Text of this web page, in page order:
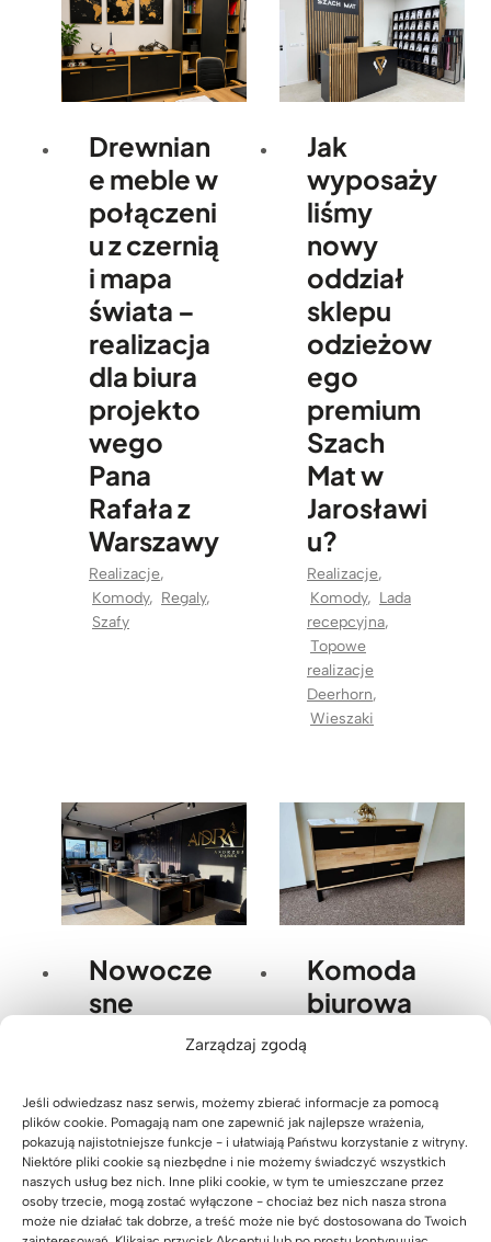
Zarządzaj zgodą
Jeśli odwiedzasz nasz serwis, możemy zbierać informacje za pomocą
plików cookie. Pomagają nam one zapewnić jak najlepsze wrażenia,
pokazują najistotniejsze funkcje - i ułatwiają Państwu korzystanie z witryny.
Niektóre pliki cookie są niezbędne i nie możemy świadczyć wszystkich
naszych usług bez nich. Inne pliki cookie, w tym te umieszczane przez
osoby trzecie, mogą zostać wyłączone - chociaż bez nich nasza strona
może nie działać tak dobrze, a treść może nie być dostosowana do Twoich
Drewnian
e meble w
połączeni
u z czernią
i mapa
świata –
realizacja
dla biura
projekto
wego
Pana
Rafała z
Warszawy
Realizacje,
Komody, Regaly,
Szafy
Jak
wyposaży
liśmy
nowy
oddział
sklepu
odzieżow
ego
premium
Szach
Mat w
Jarosławi
u?
Realizacje,
Komody, Lada
recepcyjna,
Topowe
realizacje
Deerhorn,
Wieszaki
Nowocze
sne
stanowisk
klienta dla
firmy
ANDRA
Andrzej
Dąbek w
Komoda
biurowa
Przyszowi
c
niedaleko
Gliwic
Realizacje ,